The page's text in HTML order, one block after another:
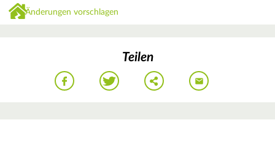
Änderungen vorschlagen
Teilen